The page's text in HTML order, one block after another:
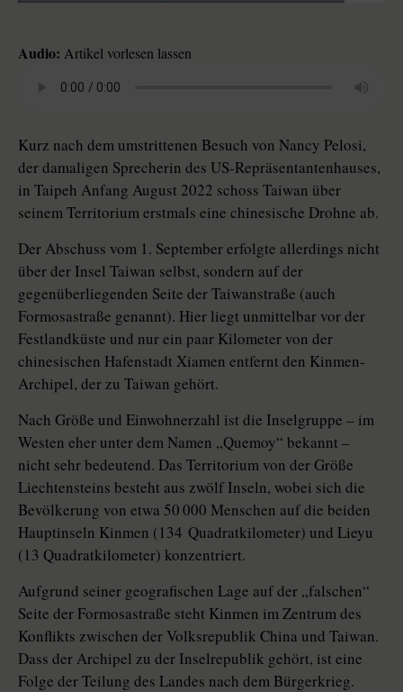
Audio: Artikel vorlesen lassen
Kurz nach dem umstrittenen Besuch von Nancy Pelosi,
der damaligen Sprecherin des US-Repräsentantenhauses,
in Taipeh Anfang August 2022 schoss Taiwan über
seinem Territorium erstmals eine chinesische Drohne ab.
Der Abschuss vom 1. September erfolgte allerdings nicht
über der Insel Taiwan selbst, sondern auf der
gegenüberliegenden Seite der Taiwanstraße (auch
Formosastraße genannt). Hier liegt unmittelbar vor der
Festlandküste und nur ein paar Kilometer von der
chinesischen Hafenstadt Xiamen entfernt den Kinmen-
Archipel, der zu Taiwan gehört.
Nach Größe und Einwohnerzahl ist die Inselgruppe – im
Westen eher unter dem Namen „Quemoy“ bekannt –
nicht sehr bedeutend. Das Territorium von der Größe
Liechtensteins besteht aus zwölf Inseln, wobei sich die
Bevölkerung von etwa 50 000 Menschen auf die beiden
Hauptinseln Kinmen (134 Quadratkilometer) und Lieyu
(13 Quadratkilometer) konzentriert.
Aufgrund seiner geografischen Lage auf der „falschen“
Seite der Formosastraße steht Kinmen im Zentrum des
Konflikts zwischen der Volksrepublik China und Taiwan.
Dass der Archipel zu der Inselrepublik gehört, ist eine
Folge der Teilung des Landes nach dem Bürgerkrieg.